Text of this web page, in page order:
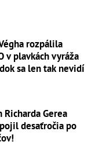
rozpálila
v plavkách vyráža
sa len tak nevidí
Richarda Gerea
desaťročia po